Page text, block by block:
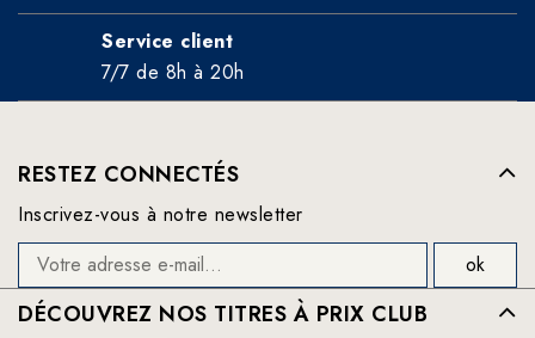
Service client
7/7 de 8h à 20h
RESTEZ CONNECTÉS
Inscrivez-vous à notre newsletter
DÉCOUVREZ NOS TITRES À PRIX CLUB